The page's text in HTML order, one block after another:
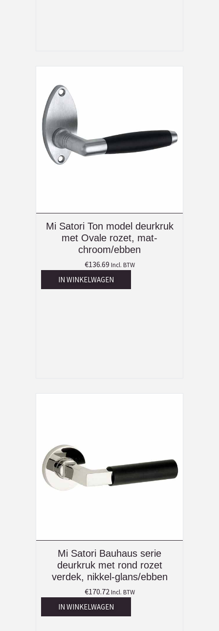
Mi Satori Ton model deurkruk
met Ovale rozet, mat-
chroom/ebben
€136.69 Incl. BTW
IN WINKELWAGEN
Mi Satori Bauhaus serie
deurkruk met rond rozet
verdek, nikkel-glans/ebben
€170.72 Incl. BTW
IN WINKELWAGEN